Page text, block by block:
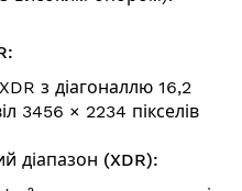
з діагоналлю 16,2
3456 × 2234 пікселів
діапазон (XDR):